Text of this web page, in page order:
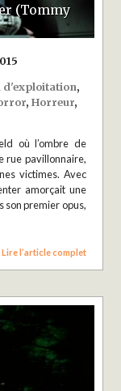
(Tommy
d'exploitation,
,Horreur,
où l’ombre de
rue pavillonnaire,
victimes. Avec
amorçait une
son premier opus,
Lire l’article complet